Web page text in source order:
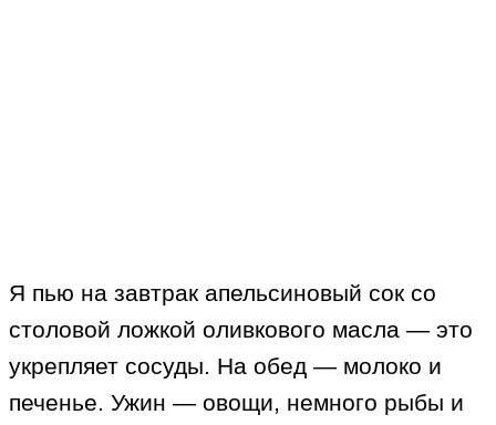
Я пью на завтрак апельсиновый сок со
столовой ложкой оливкового масла — это
укрепляет сосуды. На обед — молоко и
печенье. Ужин — овощи, немного рыбы и